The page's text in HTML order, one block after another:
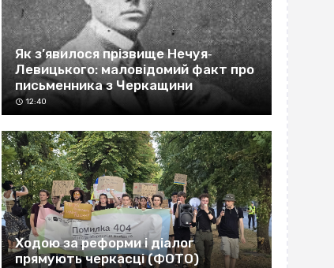
Як з’явилося прізвище Нечуя‐
Левицького: маловідомий факт про
письменника з Черкащини
12:40
Ходою за реформи і діалог
прямують черкасці (ФОТО)